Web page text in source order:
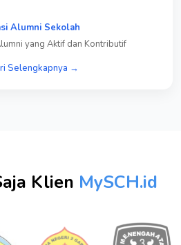
Alumni Sekolah
yang Aktif dan Kontributif
Selengkapnya →
Klien MySCH.id